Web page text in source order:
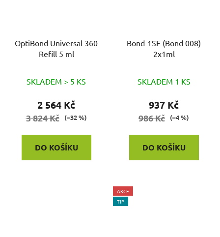
OptiBond Universal 360
Refill 5 ml
SKLADEM > 5 KS
2 564 Kč
3 824 Kč (–32 %)
DO KOŠÍKU
Bond-1SF (Bond 008)
2x1ml
SKLADEM 1 KS
937 Kč
986 Kč (–4 %)
DO KOŠÍKU
AKCE
TIP